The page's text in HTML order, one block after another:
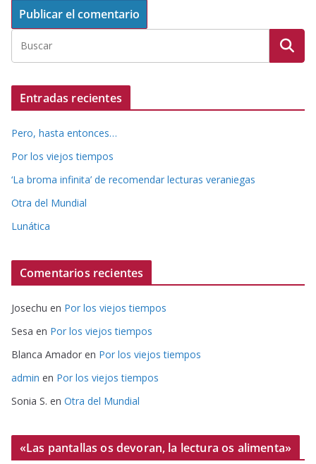
Entradas recientes
Pero, hasta entonces…
Por los viejos tiempos
‘La broma infinita’ de recomendar lecturas veraniegas
Otra del Mundial
Lunática
Comentarios recientes
Josechu en Por los viejos tiempos
Sesa en Por los viejos tiempos
Blanca Amador en Por los viejos tiempos
admin en Por los viejos tiempos
Sonia S. en Otra del Mundial
«Las pantallas os devoran, la lectura os alimenta»